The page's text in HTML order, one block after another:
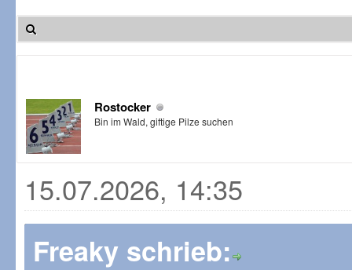
Rostocker
Bin im Wald, giftige Pilze suchen
15.07.2026, 14:35
Freaky schrieb: